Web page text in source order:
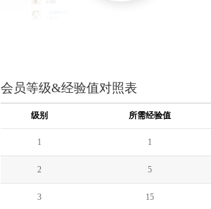
会员等级&经验值对照表
级别 所需经验值
1 1
2 5
3 15